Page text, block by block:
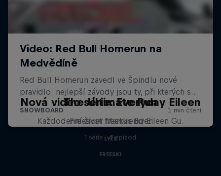
The Ultimate Run
Freeskier Markus Eder
LYŽE
Nová video série: Everyday Eileen
Každodenní život freeskierky Eileen Gu.
1 série · 4 epizod
FREESKI